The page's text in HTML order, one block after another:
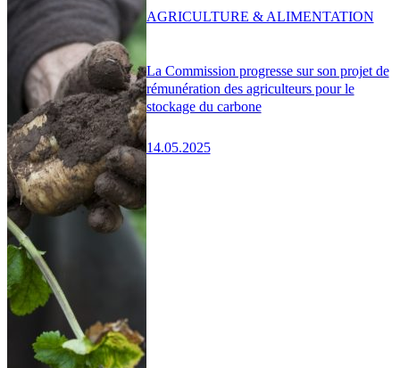
La Commission progresse sur son projet de
rémunération des agriculteurs pour le
stockage du carbone
14.05.2025
AGRICULTURE & ALIMENTATION